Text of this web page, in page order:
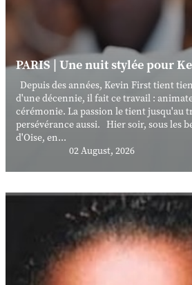
PARIS | Une nuit stylée pour
Depuis des années, Kevin First tient
d'une décennie, il fait ce travail :
cérémonie. La passion le tient jusqu'au
persévérance aussi. Hier soir, sous les
d'Oise, en...
02 August, 2026